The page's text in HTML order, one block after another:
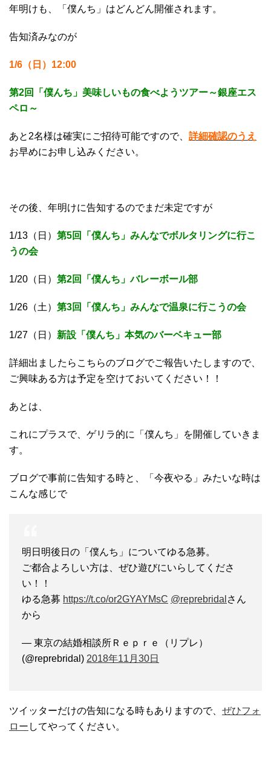
年明けも、「僕んち」はどんどん開催されます。
告知済みなのが
1/6（日）12:00
第2回「僕んち」美味しいもの食べようツアー～銀座エス
ペロ～
あと2名様は確実にご招待可能ですので、 詳細確認のうえ
お早めにお申し込みください。
その後、年明けに告知するのでまだ未定ですが
1/13（日） 第5回「僕んち」みんなでボルタリングに行こ
うの会
1/20（日） 第2回「僕んち」バレーボール部
1/26（土） 第3回「僕んち」みんなで温泉に行こうの会
1/27（日） 新設「僕んち」本気のバーベキュー部
詳細出ましたらこちらのブログでご報告いたしますので、
ご興味ある方は予定を空けておいてください！！
あとは、
これにプラスで、ゲリラ的に「僕んち」を開催していきま
す。
ブログで事前に告知する時と、「今夜やる」みたいな時は
こんな感じで
明日明後日の「僕んち」についてゆる急募。
ご都合よろしい方は、ぜひ遊びにいらしてくださ
い！！
ゆる急募 https://t.co/or2GYAYMsC @reprebridal さん
から
— 東京の結婚相談所Ｒｅｐｒｅ（リプレ）
(@reprebridal) 2018年11月30日
ツイッターだけの告知になる時もありますので、 ぜひフォ
ロー してやってください。